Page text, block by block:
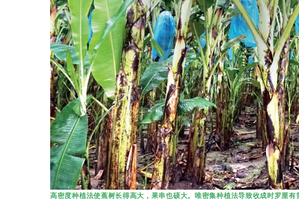
高密度种植法使蕉树长得高大，果串也硕大。唯密集种植法导致收成时罗厘有